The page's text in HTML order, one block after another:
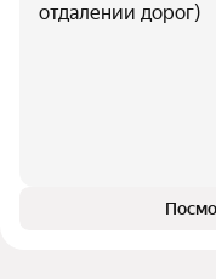
отдалении дорог)